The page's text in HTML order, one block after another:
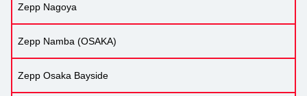
Zepp Nagoya
Zepp Namba (OSAKA)
Zepp Osaka Bayside